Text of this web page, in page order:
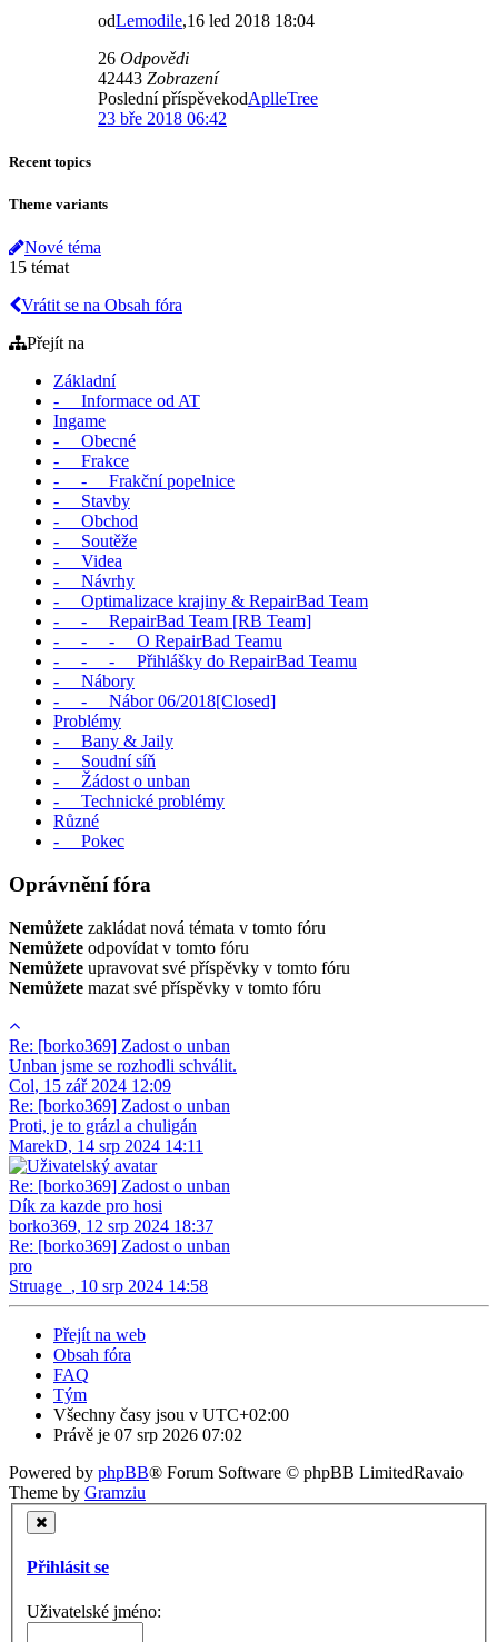
odLemodile,16 led 2018 18:04
26 Odpovědi
42443 Zobrazení
Poslední příspěvekodAplleTree
23 bře 2018 06:42
Recent topics
Theme variants
Nové téma
15 témat
Vrátit se na Obsah fóra
Přejít na
Základní
- Informace od AT
Ingame
- Obecné
- Frakce
- - Frakční popelnice
- Stavby
- Obchod
- Soutěže
- Videa
- Návrhy
- Optimalizace krajiny & RepairBad Team
- - RepairBad Team [RB Team]
- - - O RepairBad Teamu
- - - Přihlášky do RepairBad Teamu
- Nábory
- - Nábor 06/2018[Closed]
Problémy
- Bany & Jaily
- Soudní síň
- Žádost o unban
- Technické problémy
Různé
- Pokec
Oprávnění fóra
Nemůžete zakládat nová témata v tomto fóru
Nemůžete odpovídat v tomto fóru
Nemůžete upravovat své příspěvky v tomto fóru
Nemůžete mazat své příspěvky v tomto fóru
Re: [borko369] Zadost o unban
Unban jsme se rozhodli schválit.
Col, 15 zář 2024 12:09
Re: [borko369] Zadost o unban
Proti, je to grázl a chuligán
MarekD, 14 srp 2024 14:11
Re: [borko369] Zadost o unban
Dík za kazde pro hosi
borko369, 12 srp 2024 18:37
Re: [borko369] Zadost o unban
pro
Struage_ , 10 srp 2024 14:58
Přejít na web
Obsah fóra
FAQ
Tým
Všechny časy jsou v UTC+02:00
Právě je 07 srp 2026 07:02
Powered by phpBB® Forum Software © phpBB LimitedRavaio
Theme by Gramziu
Přihlásit se
Uživatelské jméno: